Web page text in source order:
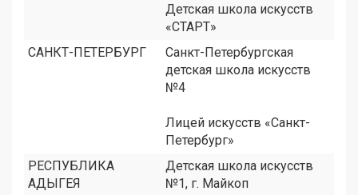
Детская школа искусств
«СТАРТ»
САНКТ-ПЕТЕРБУРГ
Санкт-Петербургская
детская школа искусств
№4
Лицей искусств «Санкт-
Петербург»
РЕСПУБЛИКА
АДЫГЕЯ
Детская школа искусств
№1, г. Майкоп